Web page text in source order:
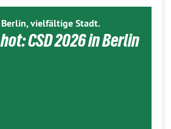
vielfältige Stadt.
CSD 2026 in Berlin